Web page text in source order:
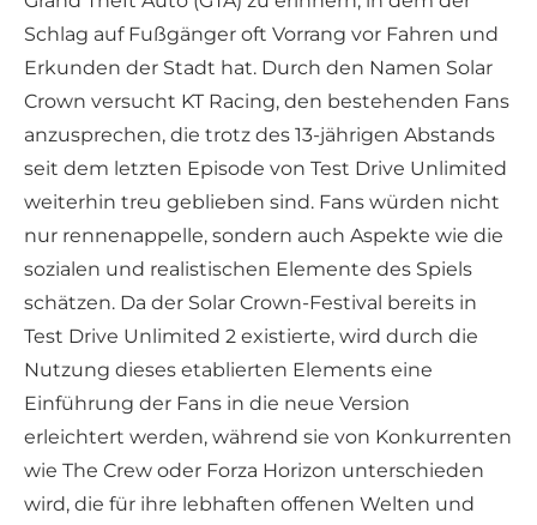
Schlag auf Fußgänger oft Vorrang vor Fahren und
Erkunden der Stadt hat. Durch den Namen Solar
Crown versucht KT Racing, den bestehenden Fans
anzusprechen, die trotz des 13-jährigen Abstands
seit dem letzten Episode von Test Drive Unlimited
weiterhin treu geblieben sind. Fans würden nicht
nur rennenappelle, sondern auch Aspekte wie die
sozialen und realistischen Elemente des Spiels
schätzen. Da der Solar Crown-Festival bereits in
Test Drive Unlimited 2 existierte, wird durch die
Nutzung dieses etablierten Elements eine
Einführung der Fans in die neue Version
erleichtert werden, während sie von Konkurrenten
wie The Crew oder Forza Horizon unterschieden
wird, die für ihre lebhaften offenen Welten und